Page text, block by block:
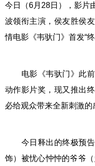
今日（6月28日），影片
波领衔主演，侯友胜侯
情电影《韦驮门》首发“终
电影《韦驮门》此前
动作影片奖，现又推出
必给观众带来全新刺激的
今日释出的终极预告
饰）被忧心忡忡的爷爷